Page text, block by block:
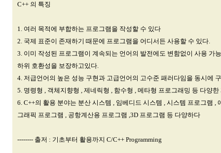
C++ 의 특징
1. 여러 목적에 부합하는 프로그램을 작성할 수 있다
2. 국제 표준이 존재하기 때문에 프로그램을 어디서든 사용할 수 있다.
3. 이미 작성된 프로그램이 계속되는 언어의 발전에도 변함없이 사용 가
하위 호환성을 보장하고있다.
4. 저급언어의 높은 성능 구현과 고급언어의 고수준 패러다임을 동시에
5. 명령형 , 객체지향형 , 제네릭형 , 함수형 , 메타형 프로그래밍 등 다양
6. C++의 활용 분야는 분산 시스템 , 임베디드 시스템 , 시스템 프로그램 ,
그래픽 프로그램 , 공항계산용 프로그램 ,3D 프로그램 등 다양하다
-------- 출저 : 기초부터 활용까지 C/C++ Programming